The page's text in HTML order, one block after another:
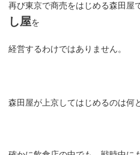
再び東京で商売をはじめる森田屋
し屋を
経営するわけではありません。
森田屋が上京してはじめるのは何